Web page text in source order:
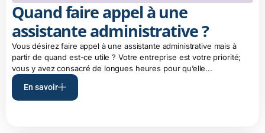
Quand faire appel à une
assistante administrative ?
Vous désirez faire appel à une assistante administrative mais à
partir de quand est-ce utile ? Votre entreprise est votre priorité;
vous y avez consacré de longues heures pour qu’elle...
En savoir